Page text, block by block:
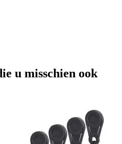
u misschien ook